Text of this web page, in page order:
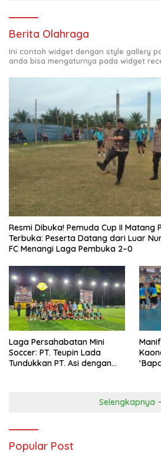
Berita Olahraga
Ini contoh widget dengan style gallery
anda bisa mengaturnya pada widget
Resmi Dibuka! Pemuda Cup II Matang
Terbuka: Peserta Datang dari Luar
FC Menangi Laga Pembuka 2–0
Laga Persahabatan Mini
Soccer: PT. Teupin Lada
Tundukkan PT. Asi dengan
Selengkapnya
Popular Post